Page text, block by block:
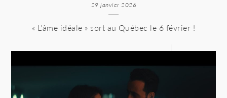
29 janvier 2026
« L’âme idéale » sort au Québec le 6 février !